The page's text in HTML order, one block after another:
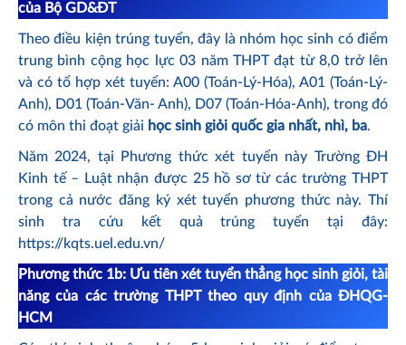
của Bộ GD&ĐT
Theo điều kiện trúng tuyển, đây là nhóm học sinh có điểm
trung bình cộng học lực 03 năm THPT đạt từ 8,0 trở lên
và có tổ hợp xét tuyển: A00 (Toán-Lý-Hóa), A01 (Toán-Lý-
Anh), D01 (Toán-Văn- Anh), D07 (Toán-Hóa-Anh), trong đó
có môn thi đoạt giải học sinh giỏi quốc gia nhất, nhì, ba.
Năm 2024, tại Phương thức xét tuyển này Trường ĐH
Kinh tế – Luật nhận được 25 hồ sơ từ các trường THPT
trong cả nước đăng ký xét tuyển phương thức này. Thí
sinh tra cứu kết quả trúng tuyển tại đây:
https://kqts.uel.edu.vn/
Phương thức 1b: Ưu tiên xét tuyển thẳng học sinh giỏi, tài
năng của các trường THPT theo quy định của ĐHQG-
HCM